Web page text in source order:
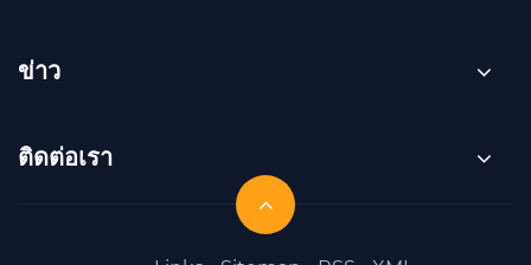
ข่าว
ติดต่อเรา